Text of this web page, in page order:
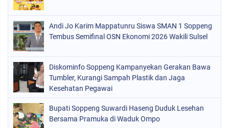
POLRI
SOPPENG (1148)
SULSEL
Andi Jo Karim Mappatunru Siswa SMAN 1 Soppeng
Tembus Semifinal OSN Ekonomi 2026 Wakili Sulsel
Diskominfo Soppeng Kampanyekan Gerakan Bawa
Tumbler, Kurangi Sampah Plastik dan Jaga
Kesehatan Pegawai
Bupati Soppeng Suwardi Haseng Duduk Lesehan
Bersama Pramuka di Waduk Ompo